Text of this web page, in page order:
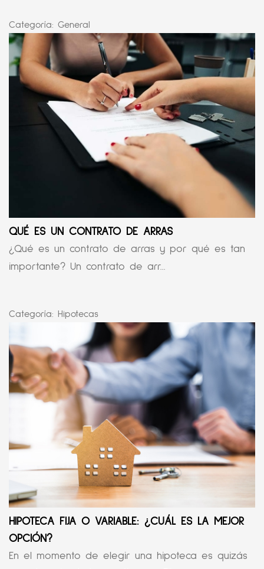
Categoría: General
QUÉ ES UN CONTRATO DE ARRAS
¿Qué es un contrato de arras y por qué es tan
importante? Un contrato de arr...
Categoría: Hipotecas
HIPOTECA FIJA O VARIABLE: ¿CUÁL ES LA MEJOR
OPCIÓN?
En el momento de elegir una hipoteca es quizás